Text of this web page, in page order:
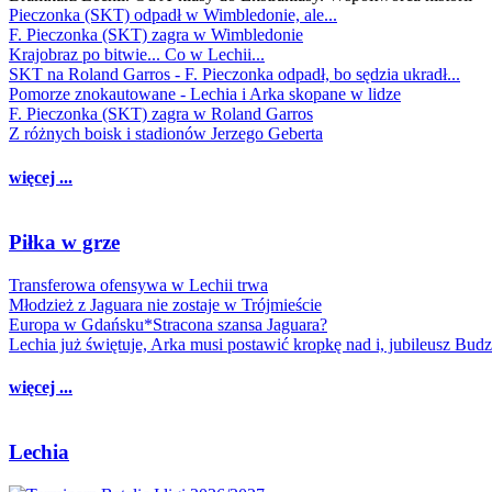
Pieczonka (SKT) odpadł w Wimbledonie, ale...
F. Pieczonka (SKT) zagra w Wimbledonie
Krajobraz po bitwie... Co w Lechii...
SKT na Roland Garros - F. Pieczonka odpadł, bo sędzia ukradł...
Pomorze znokautowane - Lechia i Arka skopane w lidze
F. Pieczonka (SKT) zagra w Roland Garros
Z różnych boisk i stadionów Jerzego Geberta
więcej ...
Piłka w grze
Transferowa ofensywa w Lechii trwa
Młodzież z Jaguara nie zostaje w Trójmieście
Europa w Gdańsku*Stracona szansa Jaguara?
Lechia już świętuje, Arka musi postawić kropkę nad i, jubileusz
więcej ...
Lechia